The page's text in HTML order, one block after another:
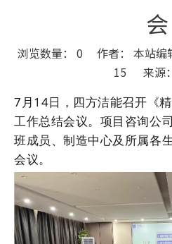
会
浏览数量： 0 作者： 本站
15 来源：
7月14日，四方洁能召开《
工作总结会议。项目咨询公
班成员、制造中心及所属各
会议。